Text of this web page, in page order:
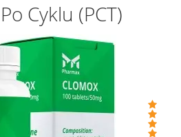
Cyklu (PCT)